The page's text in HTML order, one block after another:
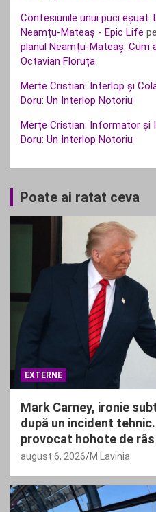
Confesiunile unui puci eșuat:
Neamțu-Mateaș - Epic Life pe
planul Neamțu-Mateaș: Cum
Octavian Floruța
Merte Cristian: Interlop și
Doru: Un Interlop Notoriu
Merțe Cristian: Informator și
Doru: Un Interlop Notoriu
Poate ai ratat ceva
EXTERNE
Mark Carney, ironie
după un incident
provocat hohote de
august 6, 2026 M Lavinia